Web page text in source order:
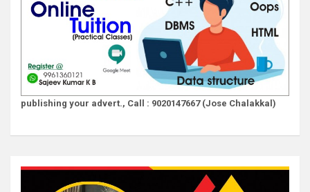
publishing your advert., Call : 9020147667 (Jose Chalakkal)